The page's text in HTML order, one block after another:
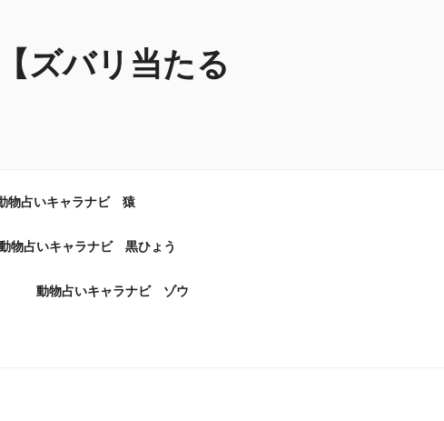
ズバリ当たる
物占いキャラナビ 猿
物占いキャラナビ 黒ひょう
動物占いキャラナビ ゾウ